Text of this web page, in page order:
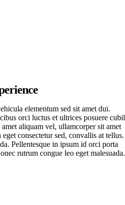
elementum sed sit amet dui.
orci luctus et ultrices posuere
aliquam vel, ullamcorper sit amet
consectetur sed, convallis at tellus.
Pellentesque in ipsum id orci porta
rutrum congue leo eget malesuada.